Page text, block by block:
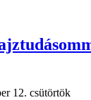
12. csütörtök